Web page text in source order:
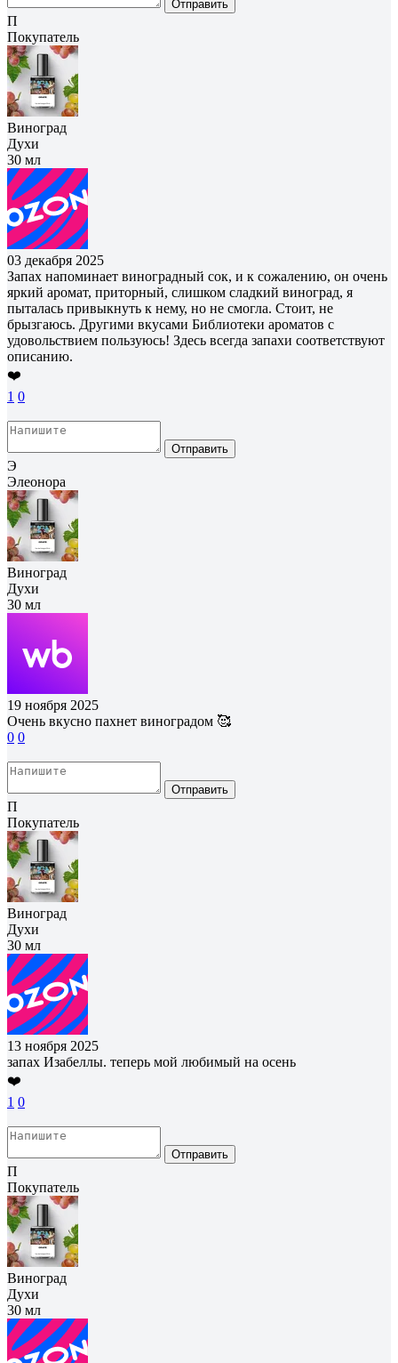
Отправить
П
Покупатель
Виноград
Духи
30 мл
03 декабря 2025
Запах напоминает виноградный сок, и к сожалению, он очень
яркий аромат, приторный, слишком сладкий виноград, я
пыталась привыкнуть к нему, но не смогла. Стоит, не
брызгаюсь. Другими вкусами Библиотеки ароматов с
удовольствием пользуюсь! Здесь всегда запахи соответствуют
описанию.
❤️
1 0
Отправить
Э
Элеонора
Виноград
Духи
30 мл
19 ноября 2025
Очень вкусно пахнет виноградом 🥰
0 0
Отправить
П
Покупатель
Виноград
Духи
30 мл
13 ноября 2025
запах Изабеллы. теперь мой любимый на осень
❤️
1 0
Отправить
П
Покупатель
Виноград
Духи
30 мл